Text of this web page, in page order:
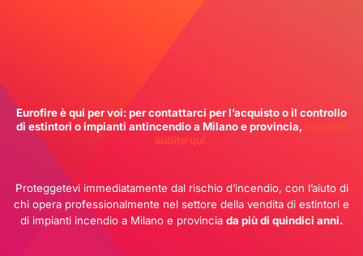
Eurofire è qui per voi: per contattarci per l’acquisto o il controllo
di estintori o impianti antincendio a Milano e provincia,
subito qui.
Proteggetevi immediatamente dal rischio d’incendio, con l’aiuto di
chi opera professionalmente nel settore della vendita di estintori e
di impianti incendio a Milano e provincia da più di quindici anni.